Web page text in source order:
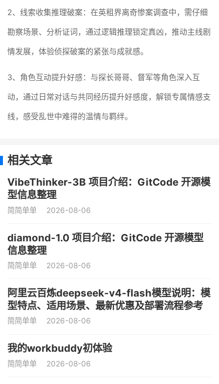
2、线索收集推理破案：在英租界离奇惨案调查中，需仔细
勘察场景、分析证词，通过逻辑推理锁定真凶，推动主线剧
情发展，体验侦探破案的紧张与成就感。
3、角色互动提升好感：与探长哥哥、督军等角色深入互
动，通过日常对话与共同经历提升好感度，解锁专属情感支
线，感受乱世中难得的温情与羁绊。
相关文章
VibeThinker-3B 项目介绍：GitCode 开源模
型信息整理
简简单单 2026-08-06
diamond-1.0 项目介绍：GitCode 开源模型
信息整理
简简单单 2026-08-06
阿里云百炼deepseek-v4-flash模型说明：模
型特点、适用场景、最新优惠及部署流程参考
简简单单 2026-08-06
我的workbuddy初体验
简简单单 2026-08-06